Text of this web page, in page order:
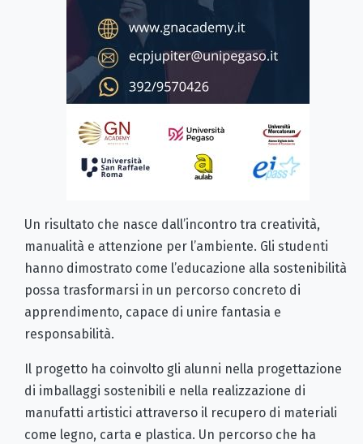
Un risultato che nasce dall’incontro tra creatività,
manualità e attenzione per l’ambiente. Gli studenti
hanno dimostrato come l’educazione alla sostenibilità
possa trasformarsi in un percorso concreto di
apprendimento, capace di unire fantasia e
responsabilità.
Il progetto ha coinvolto gli alunni nella progettazione
di imballaggi sostenibili e nella realizzazione di
manufatti artistici attraverso il recupero di materiali
come legno, carta e plastica. Un percorso che ha